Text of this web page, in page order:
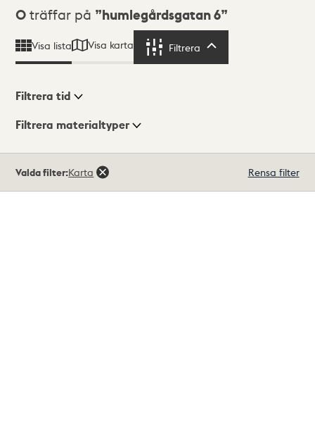
Sökresultat
0 träffar på humlegårdsgatan 6
Visa lista Visa karta Filtrera
Visningsläge
Filtrera tid
Filtrera materialtyper
träffar
Valda filter:Karta Rensa filter